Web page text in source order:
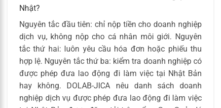
Nhật?
Nguyên tắc đầu tiên: chỉ nộp tiền cho doanh nghiệp
dịch vụ, không nộp cho cá nhân môi giới. Nguyên
tắc thứ hai: luôn yêu cầu hóa đơn hoặc phiếu thu
hợp lệ. Nguyên tắc thứ ba: kiểm tra doanh nghiệp có
được phép đưa lao động đi làm việc tại Nhật Bản
hay không. DOLAB-JICA nêu danh sách doanh
nghiệp dịch vụ được phép đưa lao động đi làm việc